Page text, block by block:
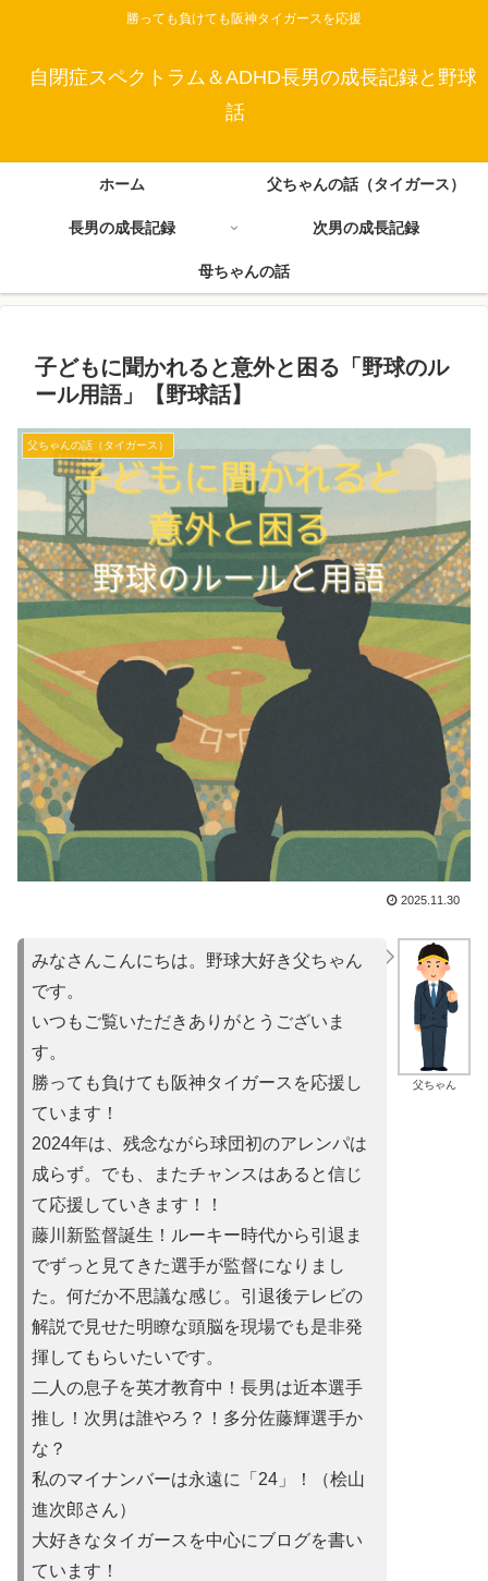
勝っても負けても阪神タイガースを応援
自閉症スペクトラム＆ADHD長男の成長記録と野球
話
ホーム 父ちゃんの話（タイガース）
長男の成長記録 次男の成長記録
母ちゃんの話
子どもに聞かれると意外と困る「野球のル
ール用語」【野球話】
父ちゃんの話（タイガース）
2025.11.30
父ちゃん
みなさんこんにちは。野球大好き父ちゃん
です。
いつもご覧いただきありがとうございま
す。
勝っても負けても阪神タイガースを応援し
ています！
2024年は、残念ながら球団初のアレンパは
成らず。でも、またチャンスはあると信じ
て応援していきます！！
藤川新監督誕生！ルーキー時代から引退ま
でずっと見てきた選手が監督になりまし
た。何だか不思議な感じ。引退後テレビの
解説で見せた明瞭な頭脳を現場でも是非発
揮してもらいたいです。
二人の息子を英才教育中！長男は近本選手
推し！次男は誰やろ？！多分佐藤輝選手か
な？
私のマイナンバーは永遠に「24」！（桧山
進次郎さん）
大好きなタイガースを中心にブログを書い
ています！